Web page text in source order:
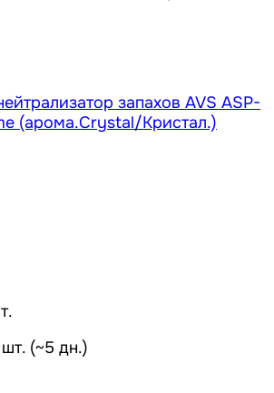
запахов AVS ASP-
(арома.Crystal/Кристал.)
(~5 дн.)